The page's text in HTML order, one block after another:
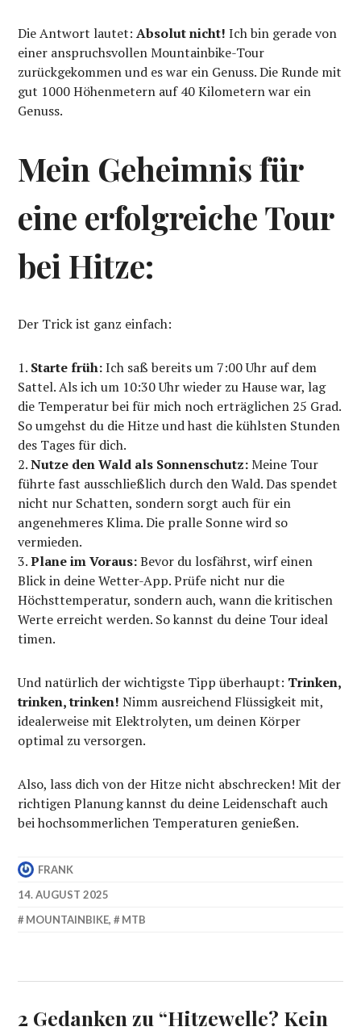
Die Antwort lautet:Absolut nicht! Ich bin gerade von
einer anspruchsvollen Mountainbike-Tour
zurückgekommen und es war ein Genuss. Die Runde mit
gut 1000 Höhenmetern auf 40 Kilometern war ein
Genuss.
Mein Geheimnis für
eine erfolgreiche Tour
bei Hitze:
Der Trick ist ganz einfach:
Starte früh:Ich saß bereits um 7:00 Uhr auf dem
Sattel. Als ich um 10:30 Uhr wieder zu Hause war, lag
die Temperatur bei für mich noch erträglichen 25 Grad.
So umgehst du die Hitze und hast die kühlsten Stunden
des Tages für dich.
Nutze den Wald als Sonnenschutz:Meine Tour
führte fast ausschließlich durch den Wald. Das spendet
nicht nur Schatten, sondern sorgt auch für ein
angenehmeres Klima. Die pralle Sonne wird so
vermieden.
Plane im Voraus:Bevor du losfährst, wirf einen
Blick in deine Wetter-App. Prüfe nicht nur die
Höchsttemperatur, sondern auch, wann die kritischen
Werte erreicht werden. So kannst du deine Tour ideal
timen.
Und natürlich der wichtigste Tipp überhaupt: Trinken,
trinken, trinken! Nimm ausreichend Flüssigkeit mit,
idealerweise mit Elektrolyten, um deinen Körper
optimal zu versorgen.
Also, lass dich von der Hitze nicht abschrecken! Mit der
richtigen Planung kannst du deine Leidenschaft auch
bei hochsommerlichen Temperaturen genießen.
FRANK
14. AUGUST 2025
MOUNTAINBIKE, MTB
2 Gedanken zu “Hitzewelle? Kein